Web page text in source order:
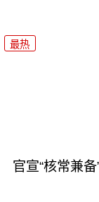
最热
官宣“核常兼